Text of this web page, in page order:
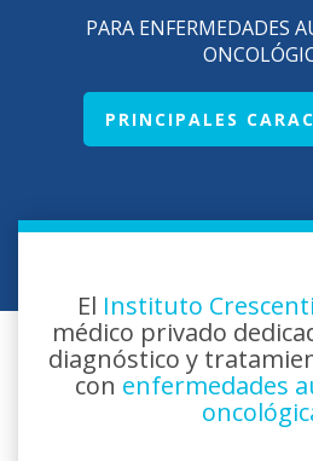
PARA ENFERMEDADES
PRINCIPALES
El Instituto Crescenti
médico privado
diagnóstico y
con enfermedades